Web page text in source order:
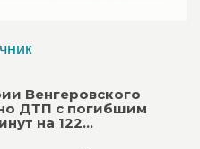
Венгеровского
ДТП с погибшим
на 122...